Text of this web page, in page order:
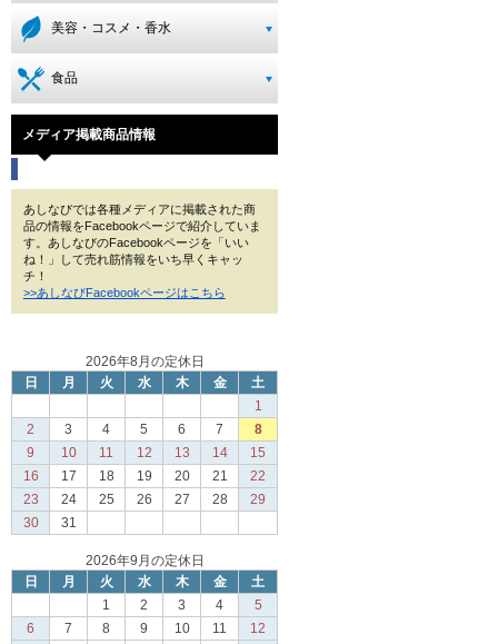
美容・コスメ・香水
食品
メディア掲載商品情報
あしなびでは各種メディアに掲載された商
品の情報をFacebookページで紹介していま
す。あしなびのFacebookページを「いい
ね！」して売れ筋情報をいち早くキャッ
チ！
>>あしなびFacebookページはこちら
2026年8月の定休日
日
月 火 水 木 金
土
1
2
3 4 5 6 7
8
9
10 11 12 13 14
15
16
17 18 19 20 21
22
23
24 25 26 27 28
29
30
31
2026年9月の定休日
日
月 火 水 木 金
土
1
2 3 4
5
6
7 8 9 10 11
12